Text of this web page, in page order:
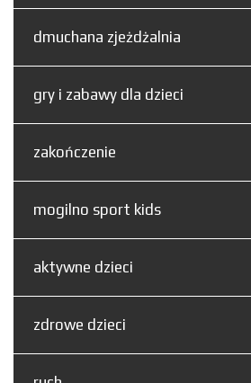
dmuchana zjeżdżalnia
gry i zabawy dla dzieci
zakończenie
mogilno sport kids
aktywne dzieci
zdrowe dzieci